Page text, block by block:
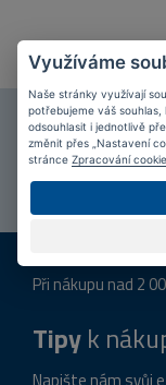
Připojte se k
DOPRAVA
Při nákupu nad 2
Tipyk
Napište nám svůj
Využíváme
Naše stránky využívají
potřebujeme váš souhlas,
odsouhlasit i jednotlivě
změnit přes „Nastavení
stránce Zpracování